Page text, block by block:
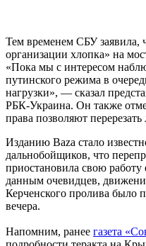
Тем временем СБУ заявила,
организации хлопка» на
«Пока мы с интересом
путинского режима в
нагрузки», — сказал
РБК-Украина. Он также
права позволяют
Изданию Baza стало
дальнобойщиков, что
приостановила свою
данным очевидцев,
Керченского пролива было
вечера.
Напомним, ранее газета